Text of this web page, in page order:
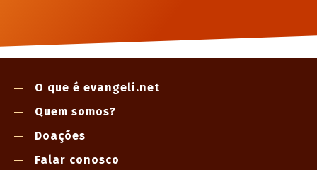
O que é evangeli.net
Quem somos?
Doações
Falar conosco